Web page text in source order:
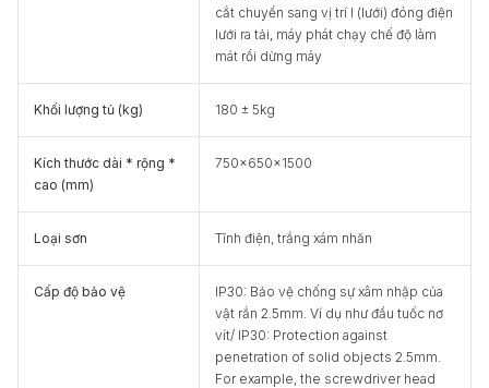
cắt chuyển sang vị trí I (lưới) đóng điện
lưới ra tải, máy phát chạy chế độ làm
mát rồi dừng máy
Khối lượng tủ (kg) 180 ± 5kg
Kích thước dài * rộng *
cao (mm)
750x650x1500
Loại sơn Tĩnh điện, trắng xám nhăn
Cấp độ bảo vệ
IP30: Bảo vệ chống sự xâm nhập của
vật rắn 2.5mm. Ví dụ như đầu tuốc nơ
vít/ IP30: Protection against
penetration of solid objects 2.5mm.
For example, the screwdriver head